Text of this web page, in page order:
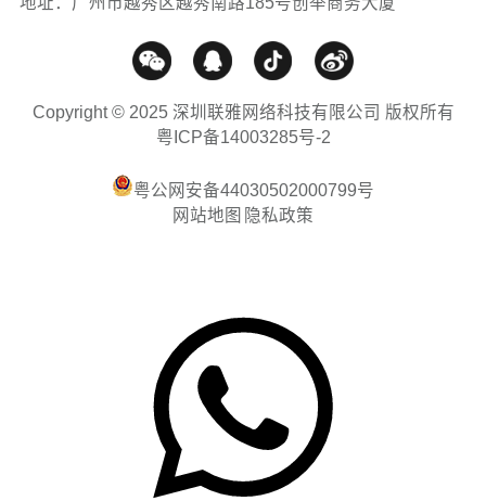
Copyright © 2025 深圳联雅网络科技有限公司 版权所有
粤ICP备14003285号-2
粤公网安备44030502000799号
网站地图 隐私政策